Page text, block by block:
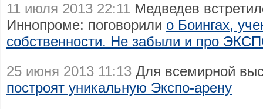
11 июля 2013 22:11 Медведев
Иннопроме: поговорили о Боингах,
собственности. Не забыли и про
25 июня 2013 11:13 Для всемирной
построят уникальную Экспо-арену